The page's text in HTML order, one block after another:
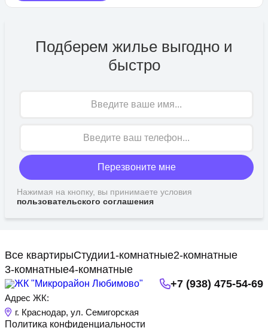
Подберем жилье выгодно и
быстро
Перезвоните мне
Нажимая на кнопку, вы принимаете условия
пользовательского соглашения
Все квартирыСтудии1-комнатные2-комнатные
3-комнатные4-комнатные
Адрес ЖК:
г. Краснодар, ул. Семигорская
+7 (938) 475-54-69
Политика конфиденциальности